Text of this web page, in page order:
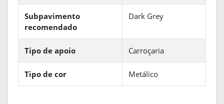
Subpavimento
recomendado
Dark Grey
Tipo de apoio Carroçaria
Tipo de cor Metálico